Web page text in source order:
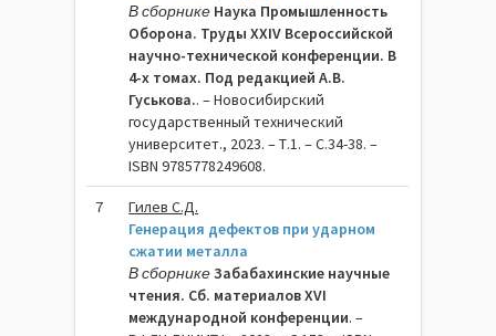
В сборнике Наука Промышленность
Оборона. Труды XXIV Всероссийской
научно-технической конференции. В
4-х томах. Под редакцией А.В.
Гуськова.. – Новосибирский
государственный технический
университет., 2023. – Т.1. – C.34-38. –
ISBN 9785778249608.
7
Гилев С.Д.
Генерация дефектов при ударном
сжатии металла
В сборникеЗабабахинские научные
чтения. Сб. материалов XVI
международной конференции. –